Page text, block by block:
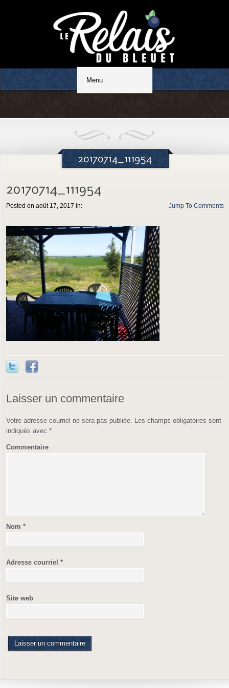
Posted on août 17, 2017 in: Jump To Comments
Laisser un commentaire
Votre adresse courriel ne sera pas publiée. Les champs obligatoires sont
indiqués avec *
Commentaire
Nom *
Adresse courriel *
Site web